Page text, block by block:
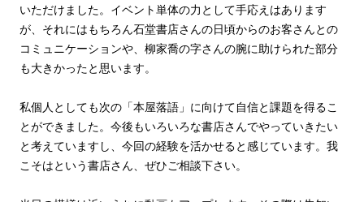
いただけました。イベント単体の力として手応えはあります
が、それにはもちろん石堂書店さんの日頃からのお客さんとの
コミュニケーションや、柳家喬の字さんの腕に助けられた部分
も大きかったと思います。
私個人としても次の「本屋落語」に向けて自信と課題を得るこ
とができました。今後もいろいろな書店さんでやっていきたい
と考えていますし、今回の経験を活かせると感じています。我
こそはという書店さん、ぜひご相談下さい。